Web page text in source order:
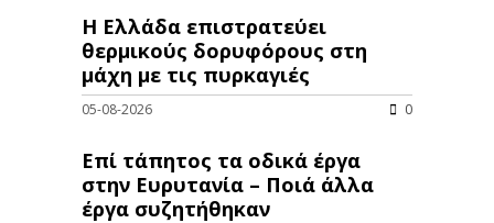
Η Ελλάδα επιστρατεύει
θερμικούς δορυφόρους στη
μάχη με τις πυρκαγιές
05-08-2026 0
Επί τάπητος τα οδικά έργα
στην Ευρυτανία – Ποιά άλλα
έργα συζητήθηκαν